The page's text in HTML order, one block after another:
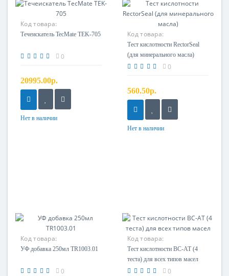
Код товара:
Течеискатель TecMate TEK-705
0
20995.00р.
Нет в наличии
Код товара:
Тест кислотности RectorSeal
(для минерального масла)
0
560.50р.
Нет в наличии
Код товара:
УФ добавка 250мл TR1003.01
0
Код товара:
Тест кислотности BC-AT (4
теста) для всех типов масел
0